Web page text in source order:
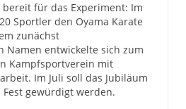
für das Experiment: Im
Sportler den Oyama Karate
zunächst
Namen entwickelte sich zum
Kampfsportverein mit
Im Juli soll das Jubiläum
gewürdigt werden.